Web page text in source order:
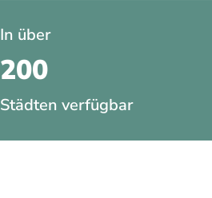
In über
200
Städten verfügbar